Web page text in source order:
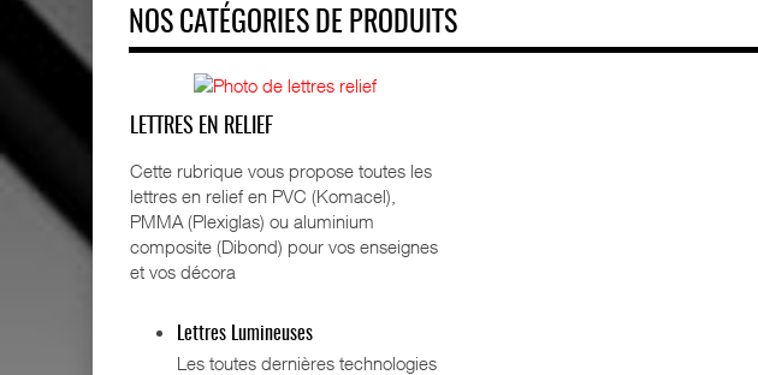
NOS CATÉGORIES DE PRODUITS
LETTRES EN RELIEF
Cette rubrique vous propose toutes les
lettres en relief en PVC (Komacel),
PMMA (Plexiglas) ou aluminium
composite (Dibond) pour vos enseignes
et vos décora
Lettres Lumineuses
Les toutes dernières technologies